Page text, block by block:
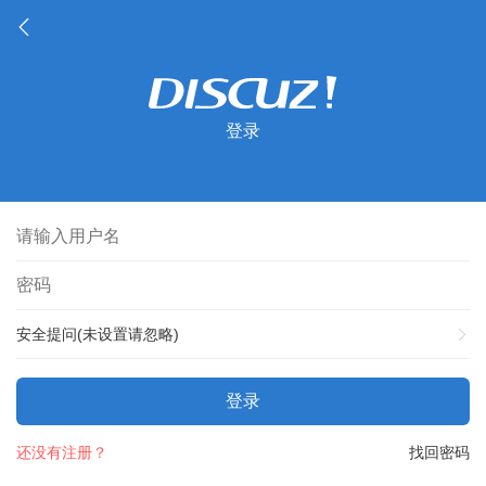
登录
安全提问(未设置请忽略)
登录
找回密码
还没有注册？